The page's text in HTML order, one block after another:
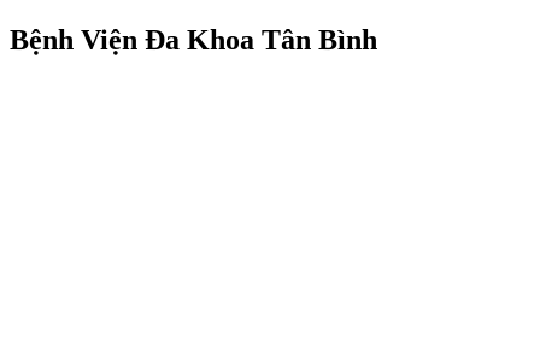
Bệnh Viện Đa Khoa Tân Bình